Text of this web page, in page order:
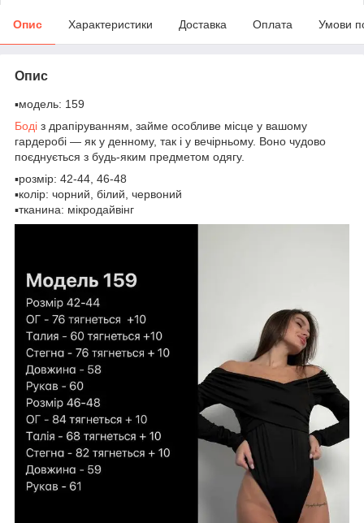
Опис Характеристики Доставка Оплата Умови
Опис
▪️модель: 159
Боді з драпіруванням, займе особливе місце у вашому
гардеробі — як у денному, так і у вечірньому. Воно чудово
поєднується з будь-яким предметом одягу.
▪️розмір: 42-44, 46-48
▪️колір: чорний, білий, червоний
▪️тканина: мікродайвінг